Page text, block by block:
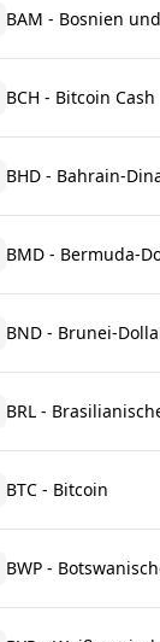
BAM - Bosnien
BCH - Bitcoin Cash
BHD - Bahrain-
BMD - Bermuda-
BND - Brunei-
BRL -
BTC - Bitcoin
BWP -